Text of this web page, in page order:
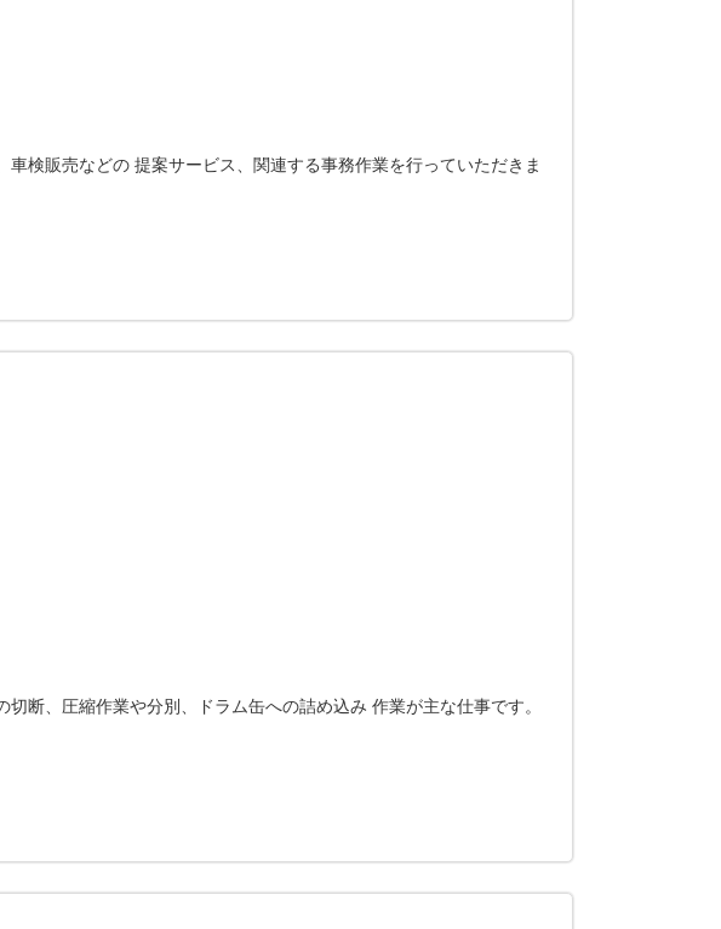
検販売などの 提案サービス、関連する事務作業を行っていただきま
断、圧縮作業や分別、ドラム缶への詰め込み 作業が主な仕事です。